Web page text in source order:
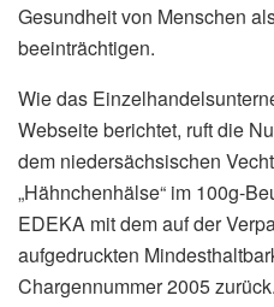
Gesundheit von Menschen
beeinträchtigen.
Wie das
Webseite berichtet, ruft die
dem niedersächsischen
„Hähnchenhälse“ im 100g-
EDEKA mit dem auf der
aufgedruckten
Chargennummer 2005 zurück.